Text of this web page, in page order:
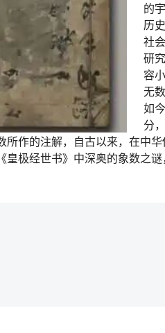
的
历
社
研
容
无
如
分
所作的注解，自古以来，在中
极经世书》中深奥的象数之谜